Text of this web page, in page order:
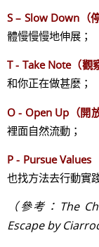
S – Slow Down（
體慢慢慢地伸展；
T - Take Note（觀
和你正在做甚麼；
O - Open Up（開放
裡面自然流動；
P - Pursue Values
也找方法去行動實
（參考：The
Escape by